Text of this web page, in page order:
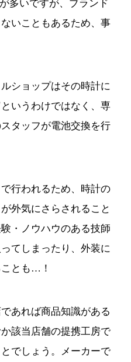
いこともあるため、事
ショップはその時計に
いうわけではなく、専
タッフが電池交換を行
行われるため、時計の
外気にさらされること
・ノウハウのある技師
てしまったり、外装に
とも…！
あれば商品知識がある
該当店舗の提携工房で
でしょう。メーカーで